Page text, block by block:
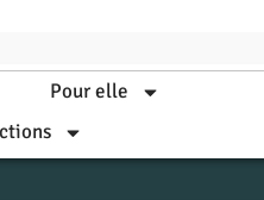
Pour elle